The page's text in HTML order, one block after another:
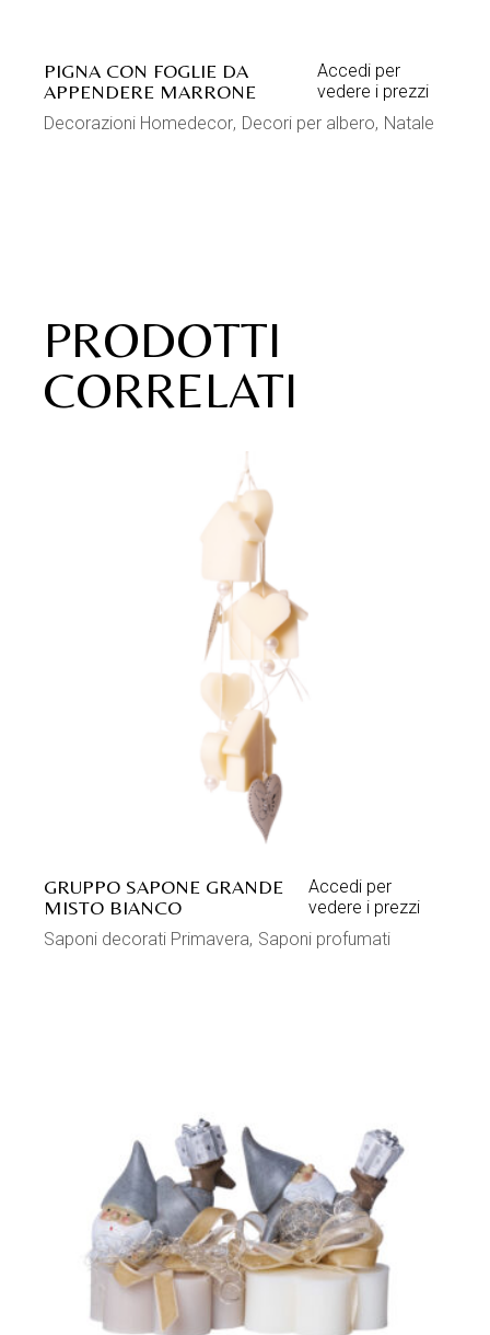
PIGNA CON FOGLIE DA
APPENDERE MARRONE
Accedi per
vedere i prezzi
Decorazioni Homedecor Decori per albero Natale
PRODOTTI
CORRELATI
GRUPPO SAPONE GRANDE
MISTO BIANCO
Accedi per
vedere i prezzi
Saponi decorati Primavera Saponi profumati